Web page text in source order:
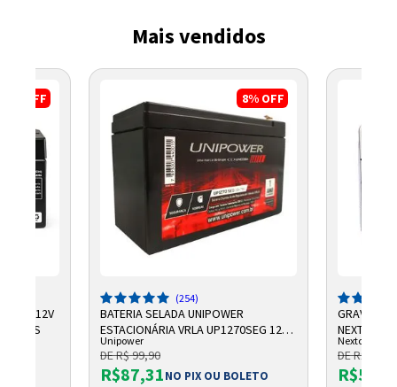
Mais vendidos
OFF
12V
8% OFF
(254)
BATERIA SELADA UNIPOWER
ESTACIONÁRIA VRLA UP1270SEG 12V
7AH F187
Unipower
DE R$ 99,90
R$87,31NO PIX OU BOLETO
NEXTTECH
Nextcall
DE R$